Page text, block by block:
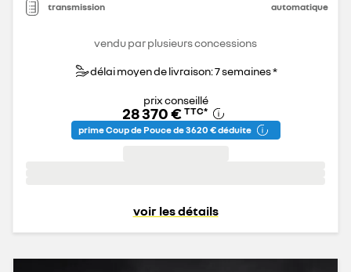
transmission automatique
vendu par plusieurs concessions
délai moyen de livraison: 7 semaines *
prix conseillé
28 370 € TTC*
prime Coup de Pouce de 3 620 € déduite
voir les détails